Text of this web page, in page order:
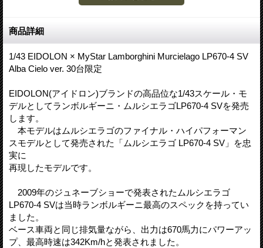
商品詳細
1/43 EIDOLON × MyStar Lamborghini Murcielago LP670-4 SV
Alba Cielo ver. 30台限定
EIDOLON(アイドロン)ブランドの高品位な1/43スケール・モ
デルとしてランボルギーニ・ムルシエラゴLP670-4 SVを発売
します。
本モデルはムルシエラゴのファイナル・ハイパフォーマン
スモデルとして発売された「ムルシエラゴ LP670-4 SV」を忠
実に
再現したモデルです。
2009年のジュネーブショーで発表されたムルシエラゴ
LP670-4 SVは当時ランボルギーニ最高のスペックを持ってい
ました。
ベース車両と同じ排気量ながら、出力は670馬力にパワーアッ
プ、最高時速は342Km/hと発表されました。